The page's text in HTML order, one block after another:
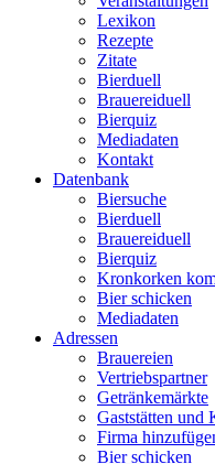
Lexikon
Rezepte
Zitate
Bierduell
Brauereiduell
Bierquiz
Mediadaten
Kontakt
Datenbank
Biersuche
Bierduell
Brauereiduell
Bierquiz
Kronkorken
Bier schicken
Mediadaten
Adressen
Brauereien
Vertriebspartner
Getränkemärkte
Gaststätten und
Firma
Bier schicken